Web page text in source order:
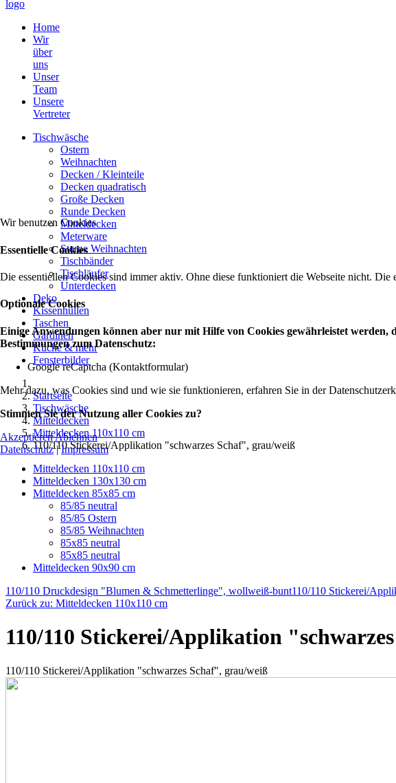
Home
Wir
über
uns
Unser
Team
Unsere
Vertreter
Tischwäsche
Ostern
Weihnachten
Decken / Kleinteile
Decken quadratisch
Große Decken
Runde Decken
Mitteldecken
Meterware
Sterne Weihnachten
Tischbänder
Tischläufer
Unterdecken
Deko
Kissenhüllen
Taschen
Gardinen
Küche & mehr
Fensterbilder
Startseite
Tischwäsche
Mitteldecken
Mitteldecken 110x110 cm
110/110 Stickerei/Applikation "schwarzes Schaf", grau/weiß
Mitteldecken 110x110 cm
Mitteldecken 130x130 cm
Mitteldecken 85x85 cm
85/85 neutral
85/85 Ostern
85/85 Weihnachten
85x85 neutral
85x85 neutral
Mitteldecken 90x90 cm
110/110 Druckdesign "Blumen & Schmetterlinge", wollweiß-bunt110/110 Stickerei/
Zurück zu: Mitteldecken 110x110 cm
110/110 Stickerei/Applikation
110/110 Stickerei/Applikation "schwarzes Schaf", grau/weiß
Wir benutzen Cookies
Essentielle Cookies
Die essentiellen Cookies sind immer aktiv. Ohne diese funktioniert die Webseite nicht.
Optionale Cookies
Einige Anwendungen können aber nur mit Hilfe von Cookies gewährleistet
Bestimmungen zum Datenschutz:
Google reCaptcha (Kontaktformular)
Mehr dazu, was Cookies sind und wie sie funktionieren, erfahren Sie in der
Stimmen Sie der Nutzung aller Cookies zu?
AkzeptierenAblehnen
Datenschutz|Impressum